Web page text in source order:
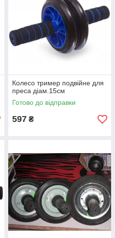
м'язів спини, рук і
простій по конструкції і
призначенийдля
м'язів черевного
м'язів спини, рук і плечей.
Колесо тример подвійне для
преса діам.15см
Готово до відправки
597 ₴